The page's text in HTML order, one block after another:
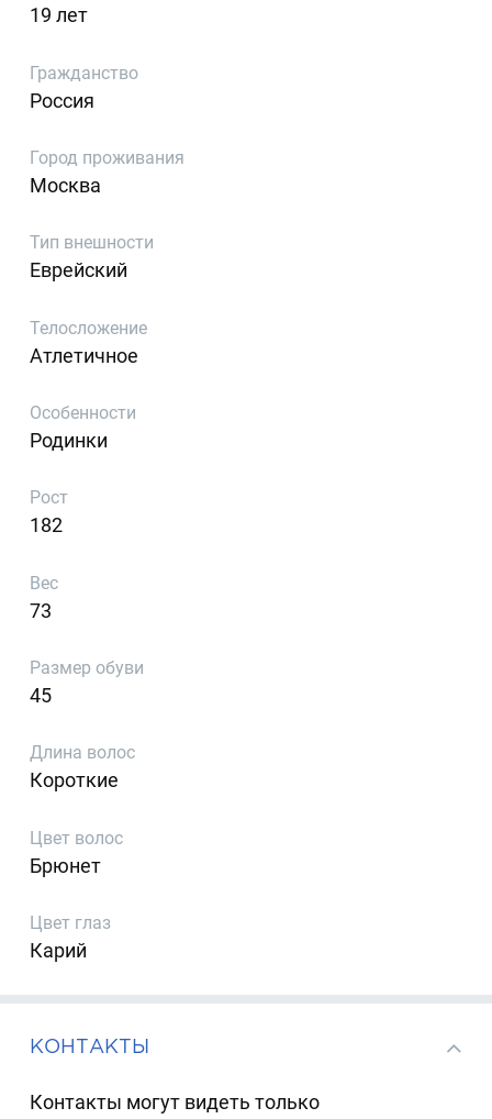
19 лет
Гражданство
Россия
Город проживания
Москва
Тип внешности
Еврейский
Телосложение
Атлетичное
Особенности
Родинки
Рост
182
Вес
73
Размер обуви
45
Длина волос
Короткие
Цвет волос
Брюнет
Цвет глаз
Карий
КОНТАКТЫ
Контакты могут видеть только